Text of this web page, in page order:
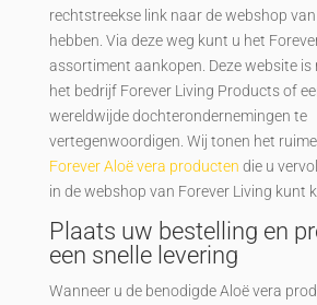
rechtstreekse link naar de webshop
hebben. Via deze weg kunt u het
assortiment aankopen. Deze website is
het bedrijf Forever Living Products of
wereldwijde dochterondernemingen te
vertegenwoordigen. Wij tonen het
Forever Aloë vera producten die u
in de webshop van Forever Living kunt
Plaats uw bestelling en
een snelle levering
Wanneer u de benodigde Aloë vera